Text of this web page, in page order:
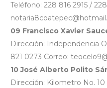
Teléfono: 228 816 2915 /
09 Francisco Xavier
Dirección: Independencia
821 0273 Correo:
10 José Alberto Polito
Dirección: Kilometro No.